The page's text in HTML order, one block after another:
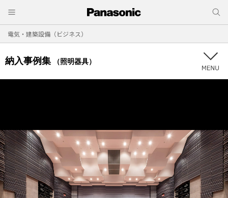
電気・建築設備（ビジネス）
納入事例集 （照明器具）